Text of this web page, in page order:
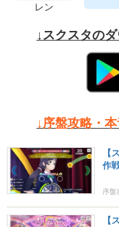
レン
↓スクスタの
↓序盤攻略・
【
作
序盤
【